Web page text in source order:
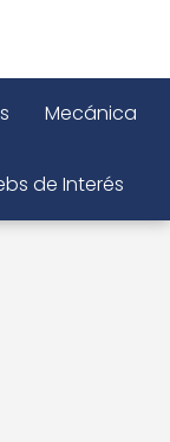
Mecánica
de Interés